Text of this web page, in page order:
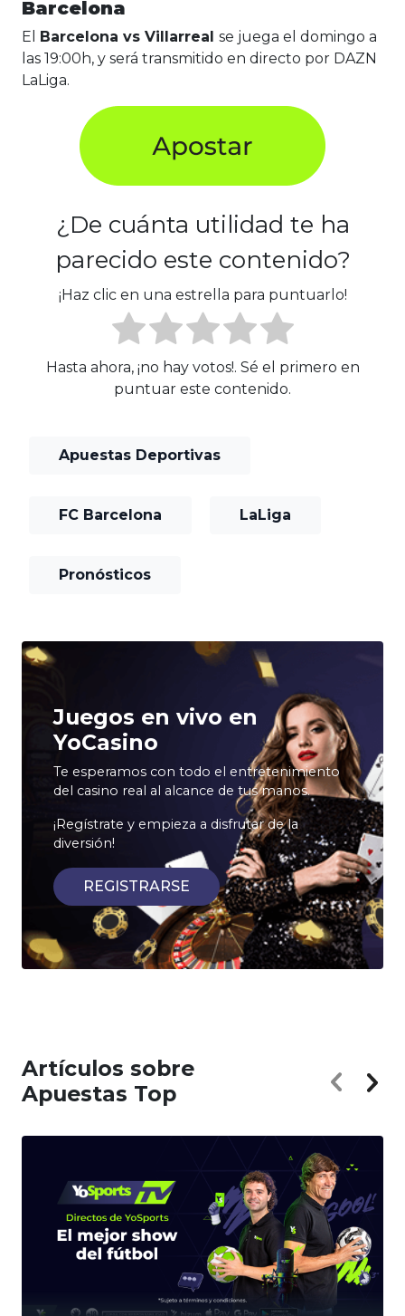
Barcelona
El Barcelona vs Villarreal se juega el domingo a
las 19:00h, y será transmitido en directo por DAZN
LaLiga.
¿De cuánta utilidad te ha
parecido este contenido?
¡Haz clic en una estrella para puntuarlo!
Hasta ahora, ¡no hay votos!. Sé el primero en
puntuar este contenido.
Apuestas Deportivas
FC Barcelona LaLiga
Pronósticos
Juegos en vivo en
YoCasino
Te esperamos con todo el entretenimiento
del casino real al alcance de tus manos.
¡Regístrate y empieza a disfrutar de la
diversión!
REGISTRARSE
Artículos sobre
Apuestas Top